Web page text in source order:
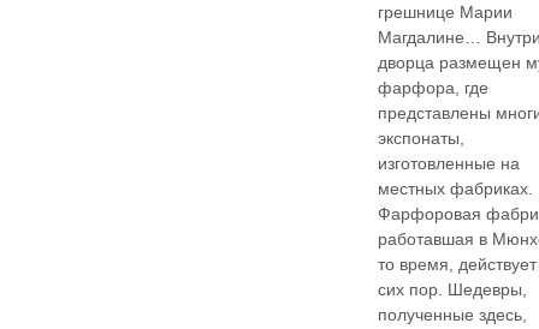
грешнице Марии
Магдалине…
дворца размещен
фарфора, где
представлены
экспонаты,
изготовленные на
местных фабриках.
Фарфоровая
работавшая в
то время,
сих пор. Шедевры,
полученные здесь,